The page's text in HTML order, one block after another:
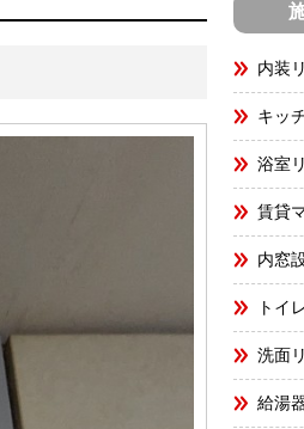
内装
キッ
浴室
賃貸
内窓
トイ
洗面
給湯